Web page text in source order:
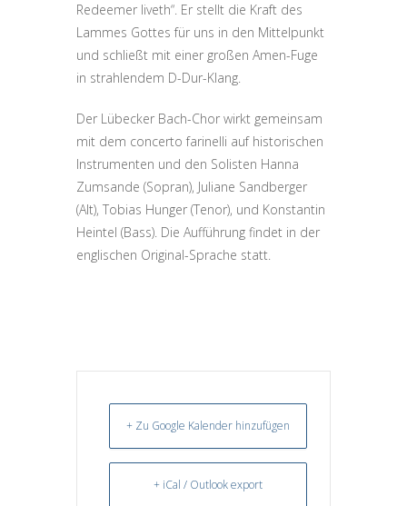
Redeemer liveth“. Er stellt die Kraft des
Lammes Gottes für uns in den Mittelpunkt
und schließt mit einer großen Amen-Fuge
in strahlendem D-Dur-Klang.
Der Lübecker Bach-Chor wirkt gemeinsam
mit dem concerto farinelli auf historischen
Instrumenten und den Solisten Hanna
Zumsande (Sopran), Juliane Sandberger
(Alt), Tobias Hunger (Tenor), und Konstantin
Heintel (Bass). Die Aufführung findet in der
englischen Original-Sprache statt.
+ Zu Google Kalender hinzufügen
+ iCal / Outlook export